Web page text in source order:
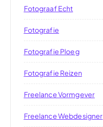
Fotograaf Echt
Fotografie
Fotografie Ploeg
Fotografie Reizen
Freelance Vormgever
Freelance Webdesigner